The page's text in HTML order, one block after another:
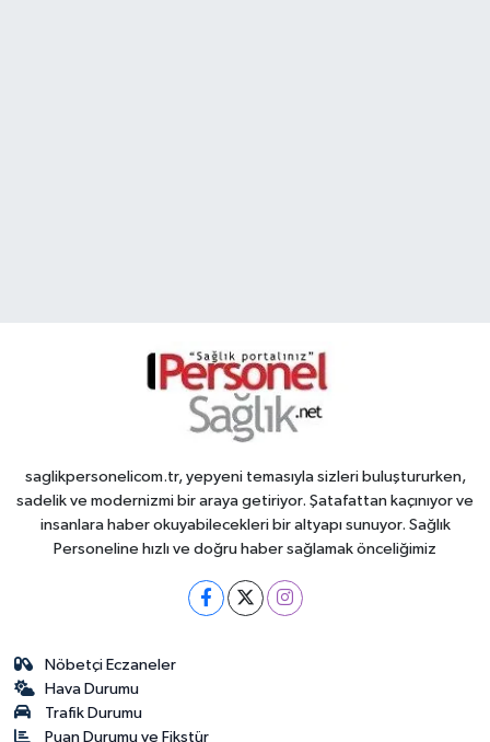
saglikpersonelicom.tr, yepyeni temasıyla sizleri buluştururken,
sadelik ve modernizmi bir araya getiriyor. Şatafattan kaçınıyor ve
insanlara haber okuyabilecekleri bir altyapı sunuyor. Sağlık
Personeline hızlı ve doğru haber sağlamak önceliğimiz
Nöbetçi Eczaneler
Hava Durumu
Trafik Durumu
Puan Durumu ve Fikstür